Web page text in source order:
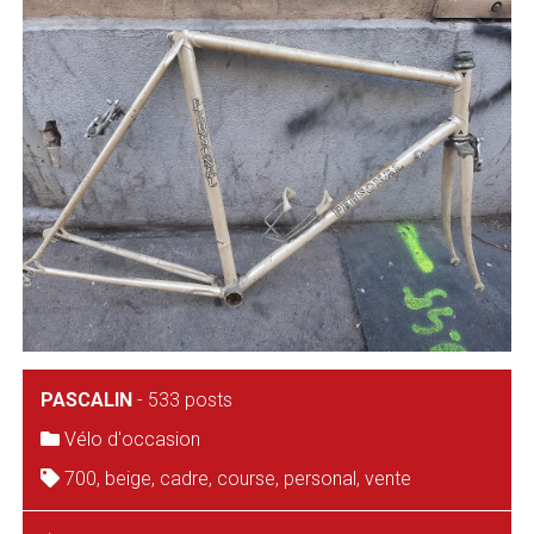
PASCALIN- 533 posts
Vélo d'occasion
700, beige, cadre, course, personal, vente